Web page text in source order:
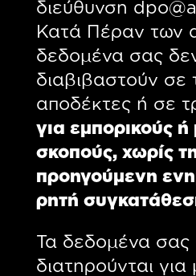
διεύθυνση
Κατά Πέραν των
δεδομένα σας
διαβιβαστούν σε
αποδέκτες ή σε
για εμπορικούς
σκοπούς, χωρίς
προηγούμενη
ρητή
Τα δεδομένα σας
διατηρούνται για